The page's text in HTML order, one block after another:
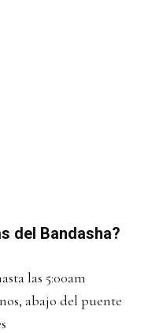
del Bandasha?
las 5:00am
abajo del puente